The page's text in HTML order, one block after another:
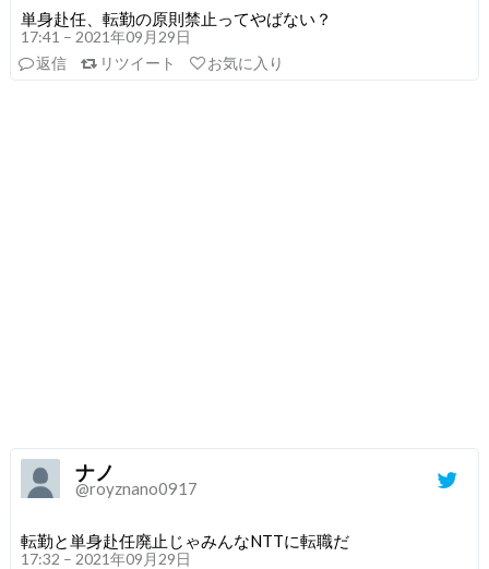
単身赴任、転勤の原則禁止ってやばない？
17:41 – 2021年09月29日
返信
リツイート お気に入り
ナノ
@royznano0917
転勤と単身赴任廃止じゃみんなNTTに転職だ
17:32 – 2021年09月29日